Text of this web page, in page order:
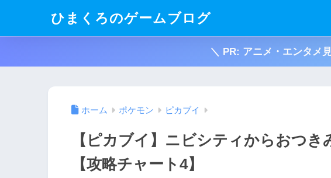
ひまくろのゲームブログ
＼ PR: アニメ・エンタメ
ホーム ポケモン ピカブイ
【ピカブイ】ニビシティからおつき
【攻略チャート4】